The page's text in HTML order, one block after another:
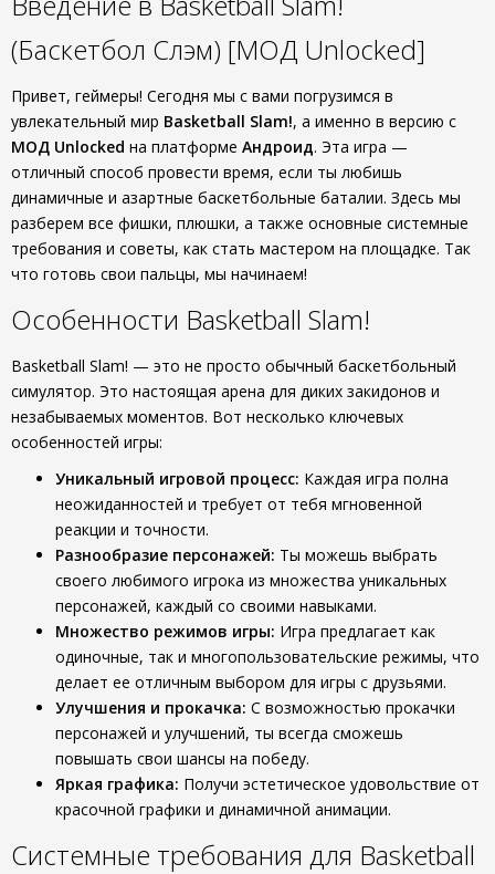
(Баскетбол Слэм) [МОД Unlocked]
Привет, геймеры! Сегодня мы с вами погрузимся в
увлекательный мир Basketball Slam!, а именно в версию с
МОД Unlocked на платформе Андроид. Эта игра —
отличный способ провести время, если ты любишь
динамичные и азартные баскетбольные баталии. Здесь мы
разберем все фишки, плюшки, а также основные системные
требования и советы, как стать мастером на площадке. Так
что готовь свои пальцы, мы начинаем!
Особенности Basketball Slam!
Basketball Slam! — это не просто обычный баскетбольный
симулятор. Это настоящая арена для диких закидонов и
незабываемых моментов. Вот несколько ключевых
особенностей игры:
Уникальный игровой процесс: Каждая игра полна
неожиданностей и требует от тебя мгновенной
реакции и точности.
Разнообразие персонажей: Ты можешь выбрать
своего любимого игрока из множества уникальных
персонажей, каждый со своими навыками.
Множество режимов игры: Игра предлагает как
одиночные, так и многопользовательские режимы, что
делает ее отличным выбором для игры с друзьями.
Улучшения и прокачка: С возможностью прокачки
персонажей и улучшений, ты всегда сможешь
повышать свои шансы на победу.
Яркая графика: Получи эстетическое удовольствие от
красочной графики и динамичной анимации.
Системные требования для Basketball